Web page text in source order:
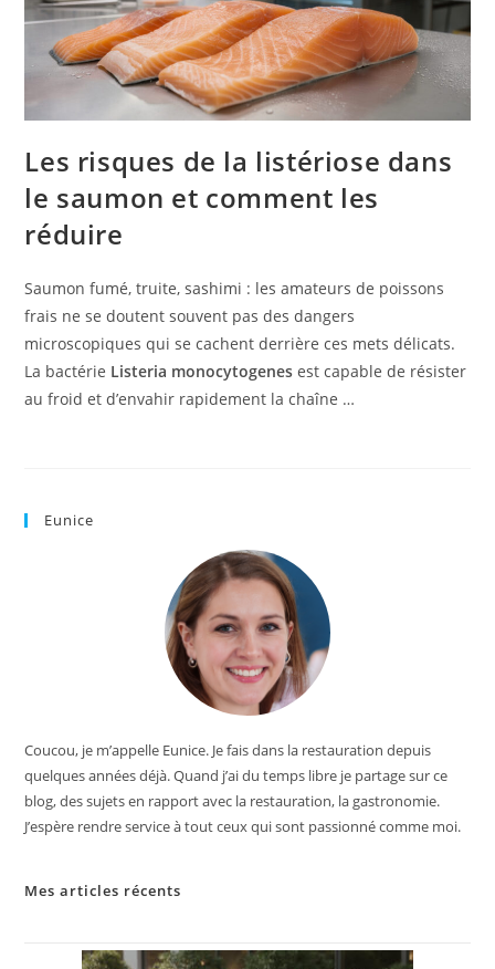
Les risques de la listériose dans
le saumon et comment les
réduire
Saumon fumé, truite, sashimi : les amateurs de poissons
frais ne se doutent souvent pas des dangers
microscopiques qui se cachent derrière ces mets délicats.
La bactérie Listeria monocytogenes est capable de résister
au froid et d’envahir rapidement la chaîne …
Eunice
Coucou, je m’appelle Eunice. Je fais dans la restauration depuis
quelques années déjà. Quand j’ai du temps libre je partage sur ce
blog, des sujets en rapport avec la restauration, la gastronomie.
J’espère rendre service à tout ceux qui sont passionné comme moi.
Mes articles récents